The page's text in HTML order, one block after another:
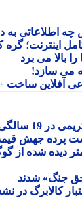
اطلاعاتی به
اینترنت؛ گره
می برد
سازد!
ساخت +
عروس
پرده جهش
شده از
شدند
در